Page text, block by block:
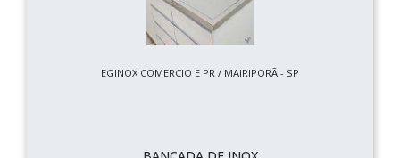
EGINOX COMERCIO E PR / MAIRIPORÃ - SP